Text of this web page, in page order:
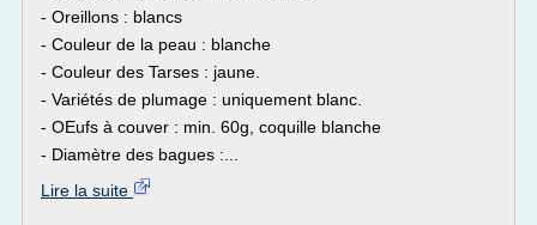
- Oreillons : blancs
- Couleur de la peau : blanche
- Couleur des Tarses : jaune.
- Variétés de plumage : uniquement blanc.
- OEufs à couver : min. 60g, coquille blanche
- Diamètre des bagues :...
Lire la suite